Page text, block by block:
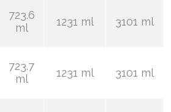
723.6
ml
1231 ml 3101 ml
723.7
ml
1231 ml 3101 ml